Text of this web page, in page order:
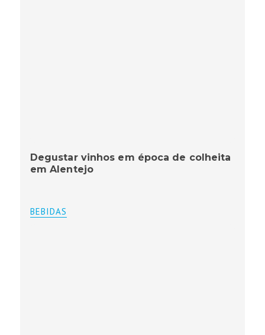
Degustar vinhos em época de colheita
em Alentejo
BEBIDAS